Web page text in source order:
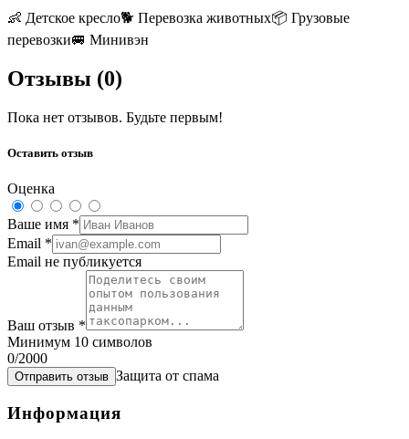
👶 Детское кресло🐕 Перевозка животных📦 Грузовые
перевозки🚐 Минивэн
Отзывы (0)
Пока нет отзывов. Будьте первым!
Оставить отзыв
Оценка
Ваше имя *
Email *
Email не публикуется
Ваш отзыв *
Минимум 10 символов
0/2000
Отправить отзыв Защита от спама
Информация